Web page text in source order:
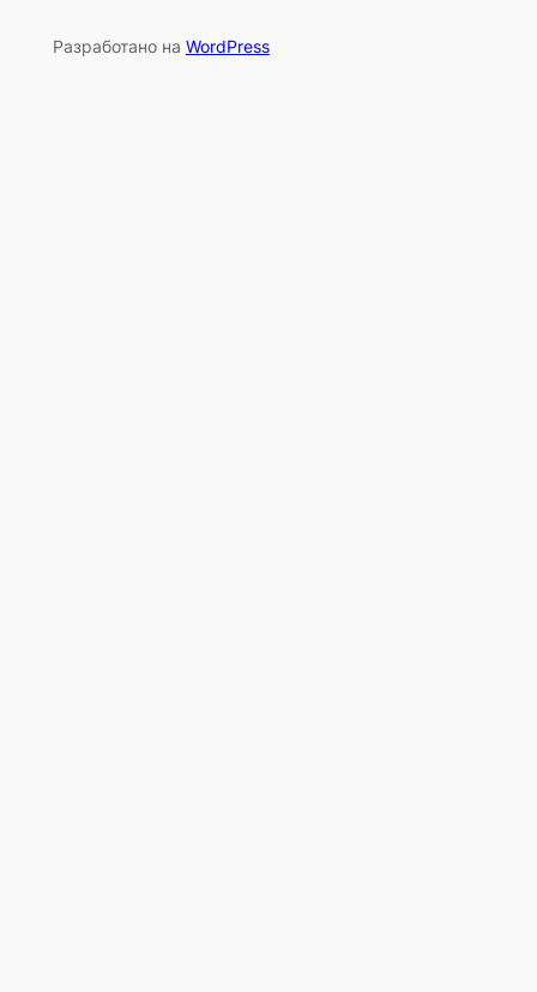
Разработано на WordPress